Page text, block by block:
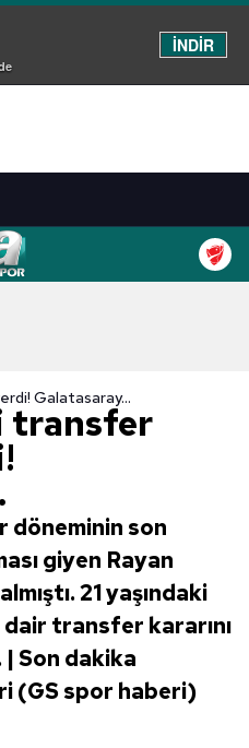
İNDİR
Galatasaray...
transfer
son
giyen Rayan
21 yaşındaki
dair transfer kararını
| Son dakika
(GS spor haberi)